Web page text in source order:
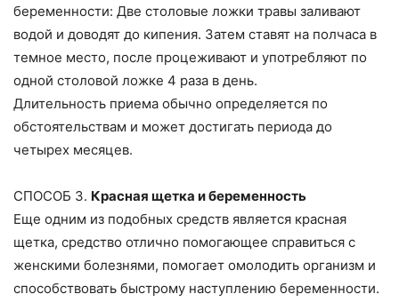
беременности: Две столовые ложки травы заливают
водой и доводят до кипения. Затем ставят на полчаса в
темное место, после процеживают и употребляют по
одной столовой ложке 4 раза в день.
Длительность приема обычно определяется по
обстоятельствам и может достигать периода до
четырех месяцев.
СПОСОБ 3. Красная щетка и беременность
Еще одним из подобных средств является красная
щетка, средство отлично помогающее справиться с
женскими болезнями, помогает омолодить организм и
способствовать быстрому наступлению беременности.